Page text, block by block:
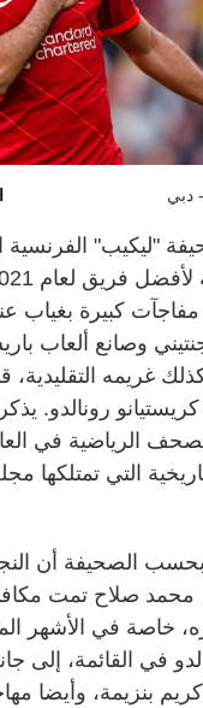
دبي
"ليكيب" الفرنسية
الـ11 لاعباً مفاجآت كبيرة
وصانع ألعاب
غريمه
رونالدو.
الرياضية في
التي تمتلكها
بحسب الصحيفة أن
محمد صلاح تمت
خاصة في الأشهر
في القائمة، إلى
بنزيمة، وأيضا